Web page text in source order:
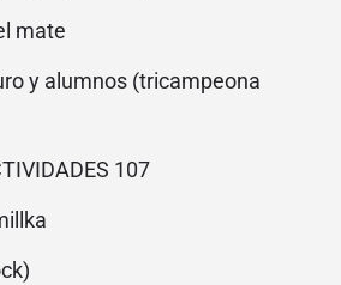
mate
y alumnos (tricampeona
107